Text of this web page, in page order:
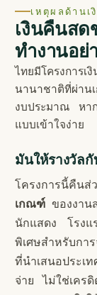
เหตุผลด้านเ
เงินคืนสด
ทำงานอย่
ไทยมีโครงการเ
นานาชาติที่ผ่าน
งบประมาณ หา
แบบเข้าใจง่าย
มันให้รางวัลกั
โครงการนี้คื
เกณฑ์ ของงา
นักแสดง โรง
พิเศษสำหรับกา
ที่นำเสนอประ
จ่าย ไม่ใช่เคร